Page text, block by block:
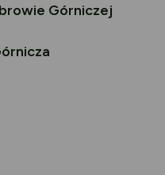
Górniczej